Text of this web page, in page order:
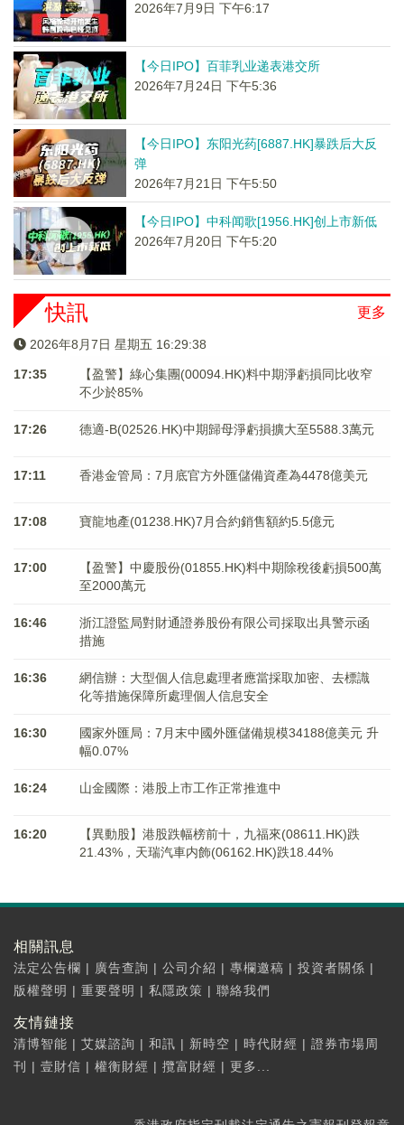
2026年7月9日 下午6:17
【今日IPO】百菲乳业递表港交所
2026年7月24日 下午5:36
【今日IPO】东阳光药[6887.HK]暴跌后大反
弹
2026年7月21日 下午5:50
【今日IPO】中科闻歌[1956.HK]创上市新低
2026年7月20日 下午5:20
更多
快訊
2026年8月7日 星期五 16:29:38
17:35
【盈警】綠心集團(00094.HK)料中期淨虧損同比收窄
不少於85%
17:26 德適-B(02526.HK)中期歸母淨虧損擴大至5588.3萬元
17:11 香港金管局：7月底官方外匯儲備資產為4478億美元
17:08 寶龍地產(01238.HK)7月合約銷售額約5.5億元
17:00
【盈警】中慶股份(01855.HK)料中期除稅後虧損500萬
至2000萬元
16:46
浙江證監局對財通證券股份有限公司採取出具警示函
措施
16:36
網信辦：大型個人信息處理者應當採取加密、去標識
化等措施保障所處理個人信息安全
16:30
國家外匯局：7月末中國外匯儲備規模34188億美元 升
幅0.07%
16:24 山金國際：港股上市工作正常推進中
16:20
【異動股】港股跌幅榜前十，九福來(08611.HK)跌
21.43%，天瑞汽車内飾(06162.HK)跌18.44%
相關訊息
法定公告欄 | 廣告查詢 | 公司介紹 | 專欄邀稿 | 投資者關係 |
版權聲明 | 重要聲明 | 私隱政策 | 聯絡我們
友情鏈接
清博智能 | 艾媒諮詢 | 和訊 | 新時空 | 時代財經 | 證券市場周
刊
| 壹財信 | 權衡財經 | 攬富財經 | 更多...